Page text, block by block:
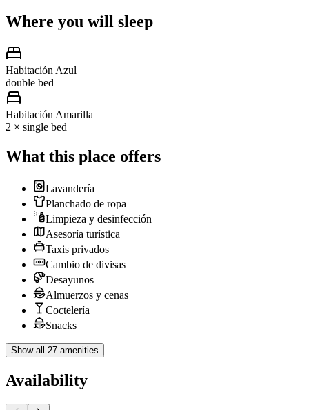
Where you will sleep
Habitación Azul
double bed
Habitación Amarilla
2 × single bed
What this place offers
Lavandería
Planchado de ropa
Limpieza y desinfección
Asesoría turística
Taxis privados
Cambio de divisas
Desayunos
Almuerzos y cenas
Coctelería
Snacks
Show all 27 amenities
Availability